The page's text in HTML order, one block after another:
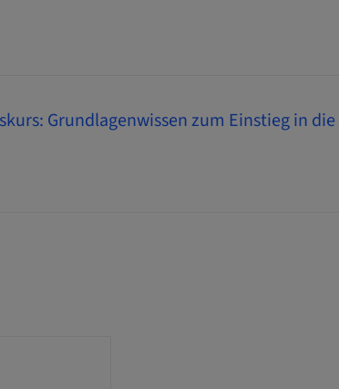
Grundlagenwissen zum Einstieg in